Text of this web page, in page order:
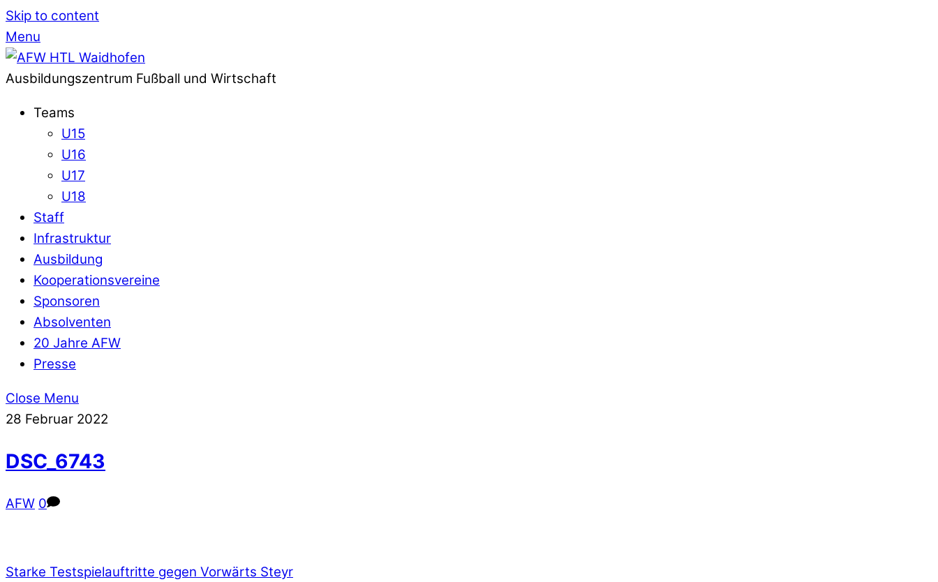
Skip to content
Menu
Ausbildungszentrum Fußball und Wirtschaft
Teams
U15
U16
U17
U18
Staff
Infrastruktur
Ausbildung
Kooperationsvereine
Sponsoren
Absolventen
20 Jahre AFW
Presse
Close Menu
28 Februar 2022
DSC_6743
AFW 0
Starke Testspielauftritte gegen Vorwärts Steyr